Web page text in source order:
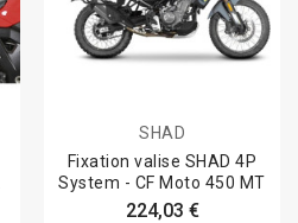
SHAD
Fixation valise SHAD 4P
System - CF Moto 450 MT
224,03 €